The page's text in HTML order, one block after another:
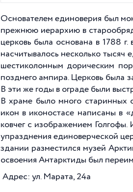
Основателем единоверия был
прежнюю иерархию в
церковь была основана в 1788 г.
насчитывалось несколько тысяч
шестиколонным дорическим
позднего ампира. Церковь была
В эти же годы в ограде были
В храме было много старинных
икон в иконостасе написаны в
ковчег с изображением
упразднения единоверческой
здании разместился музей
освоения Антарктиды был
Адрес: ул. Марата, 24а